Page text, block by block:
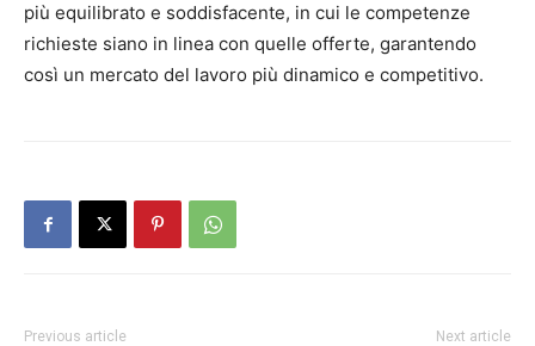
più equilibrato e soddisfacente, in cui le competenze
richieste siano in linea con quelle offerte, garantendo
così un mercato del lavoro più dinamico e competitivo.
Previous article Next article